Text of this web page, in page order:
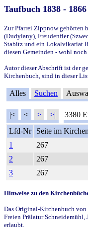
Taufbuch 1838 -
Zur Pfarrei Zippnow gehörten
(Dudylany), Freudenfier
Stabitz und ein Lokalvikariat
diesen Gemeinden - wohl
Autor dieser Abschrift ist der
Kirchenbuch, sind in dieser
Alles Suchen
|< < > >| 3380
Lfd-Nr
Seite im
1
267
2
267
3
267
Hinweise zu den
Das Original-Kirchenbuch
Freien Prälatur Schneidemühl,
erlaubt.